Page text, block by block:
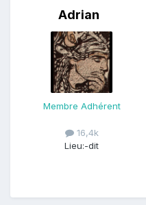
Adrian
Membre Adhérent
16,4k
Lieu:-dit